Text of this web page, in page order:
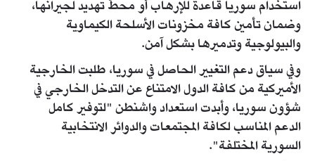
استخدام سوريا قاعدة للإرهاب أو محطّ تهديد لجيرانها،
وضمان تأمين كافة مخزونات الأسلحة الكيماوية
والبيولوجية وتدميرها بشكل آمن.
وفي سياق دعم التغيير الحاصل في سوريا، طلبت الخارجية
الأميركية من كافة الدول الامتناع عن التدخل الخارجي في
شؤون سوريا، وأبدت استعداد واشنطن "لتوفير كامل
الدعم المناسب لكافة المجتمعات والدوائر الانتخابية
السورية المختلفة".